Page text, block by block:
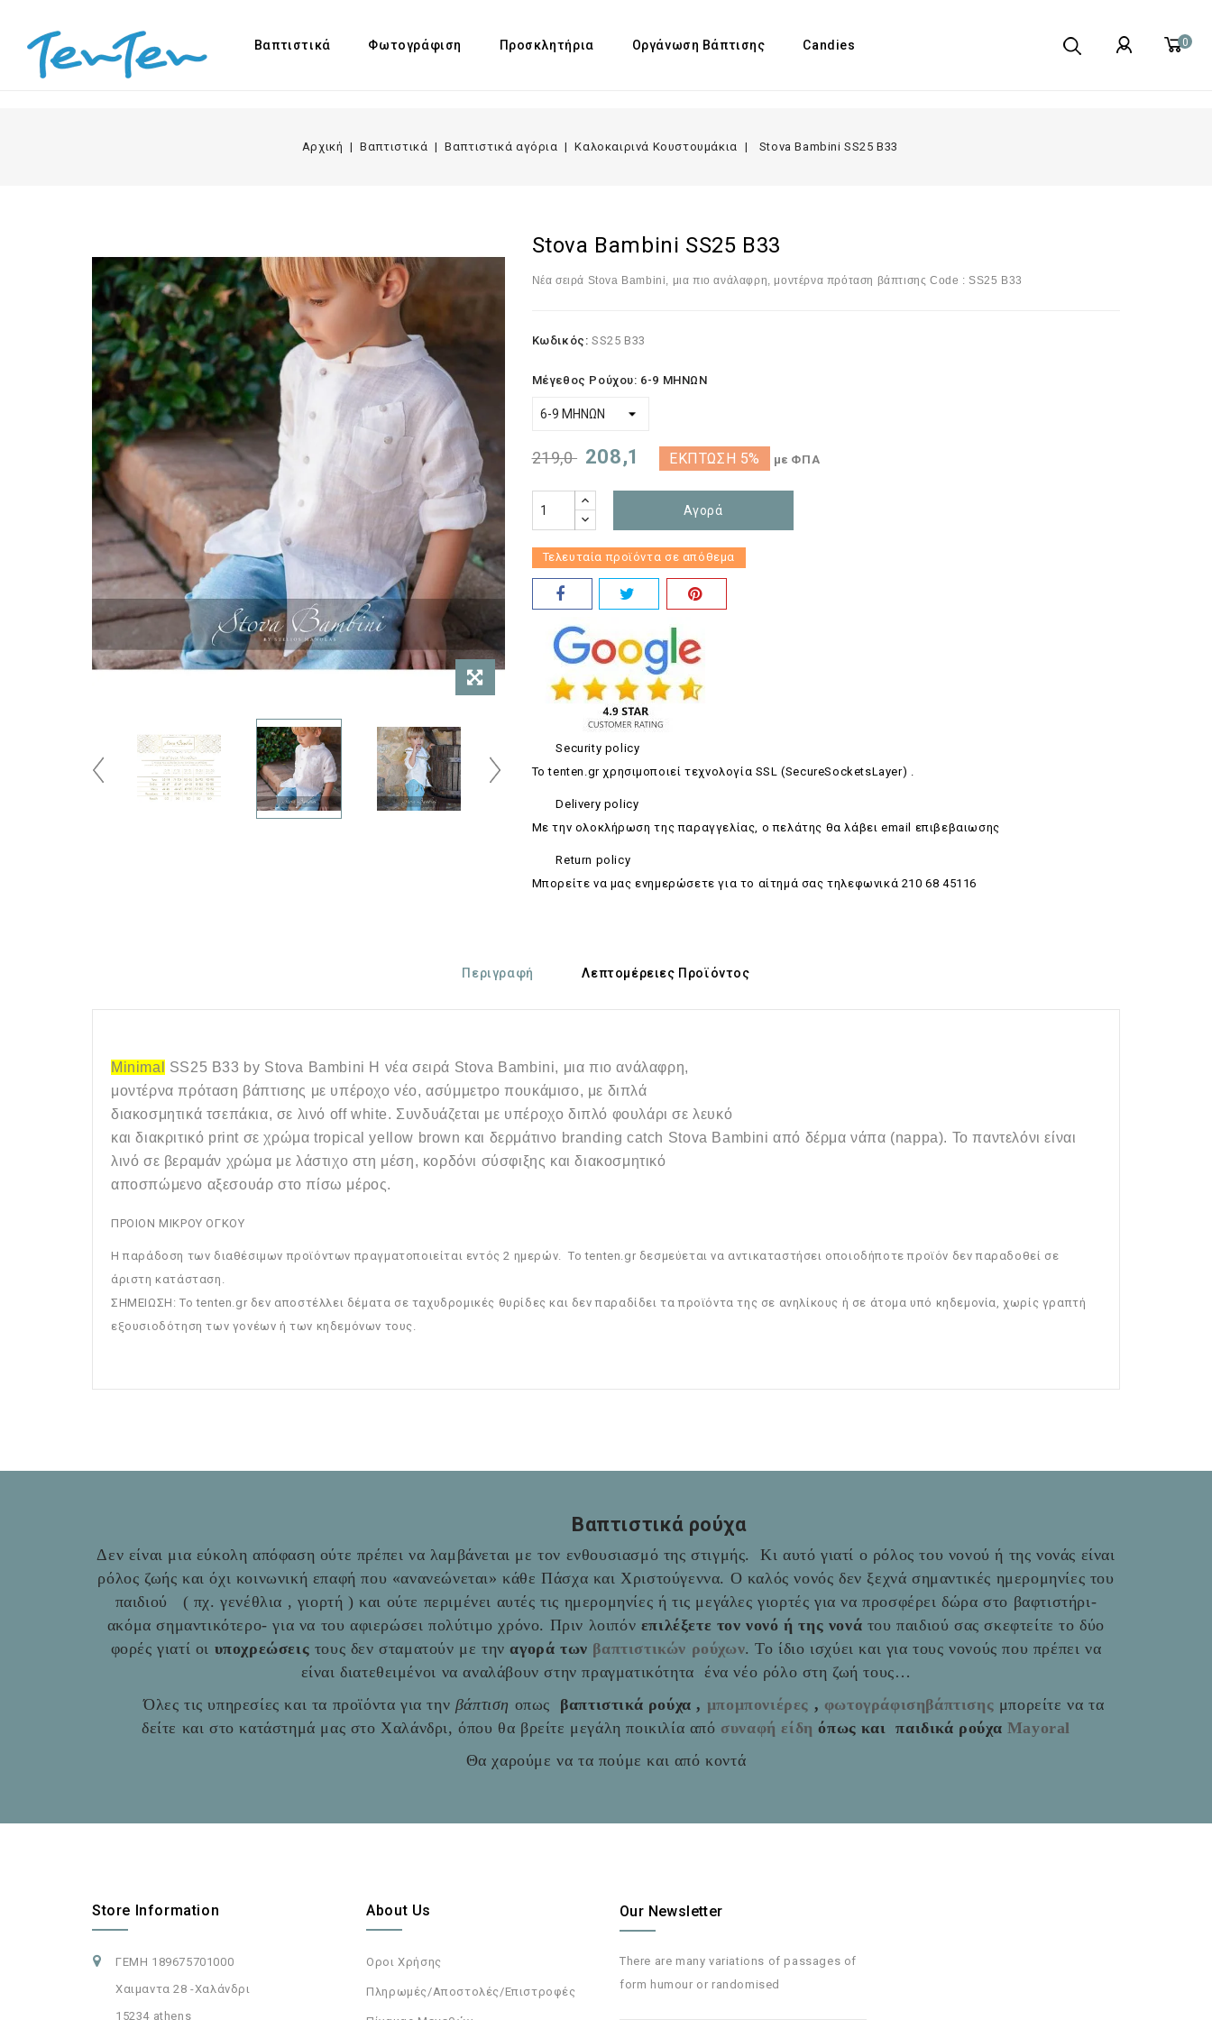
0
Βαπτιστικά Φωτογράφιση Προσκλητήρια Οργάνωση Βάπτισης Candies
Αρχική Βαπτιστικά Βαπτιστικά αγόρια Καλοκαιρινά Κουστουμάκια Stova Bambini SS25 B33
Stova Bambini SS25 B33
Νέα σειρά Stova Bambini, μια πιο ανάλαφρη, μοντέρνα πρόταση βάπτισης Code : SS25 B33
Κωδικός: SS25 B33
Μέγεθος Ρούχου: 6-9 ΜΗΝΩΝ
219,0 208,1 ΈΚΠΤΩΣΗ 5% με ΦΠΑ
Αγορά
Τελευταία προϊόντα σε απόθεμα
Security policy
Το tenten.gr χρησιμοποιεί τεχνολογία SSL (SecureSocketsLayer) .
Delivery policy
Με την ολοκλήρωση της παραγγελίας, ο πελάτης θα λάβει email επιβεβαιωσης
Return policy
Mπορείτε να μας ενημερώσετε για το αίτημά σας τηλεφωνικά 210 68 45116
Περιγραφή Λεπτομέρειες Προϊόντος
Minimal SS25 Β33 by Stova Bambini Η νέα σειρά Stova Bambini, μια πιο ανάλαφρη,
μοντέρνα πρόταση βάπτισης με υπέροχο νέο, ασύμμετρο πουκάμισο, με διπλά
διακοσμητικά τσεπάκια, σε λινό off white. Συνδυάζεται με υπέροχο διπλό φουλάρι σε λευκό
και διακριτικό print σε χρώμα tropical yellow brown και δερμάτινο branding catch Stova Bambini από δέρμα νάπα (nappa). Το παντελόνι είναι
λινό σε βεραμάν χρώμα με λάστιχο στη μέση, κορδόνι σύσφιξης και διακοσμητικό
αποσπώμενο αξεσουάρ στο πίσω μέρος.
ΠΡΟΙΟΝ ΜΙΚΡΟΥ ΟΓΚΟΥ
Η παράδοση των διαθέσιμων προϊόντων πραγματοποιείται εντός 2 ημερών. Το tenten.gr δεσμεύεται να αντικαταστήσει οποιοδήποτε προϊόν δεν παραδοθεί σε
άριστη κατάσταση.
ΣΗΜΕΙΩΣΗ: To tenten.gr δεν αποστέλλει δέματα σε ταχυδρομικές θυρίδες και δεν παραδίδει τα προϊόντα της σε ανηλίκους ή σε άτομα υπό κηδεμονία, χωρίς γραπτή
εξουσιοδότηση των γονέων ή των κηδεμόνων τους.
Βαπτιστικά ρούχα
Δεν είναι μια εύκολη απόφαση ούτε πρέπει να λαμβάνεται με τον ενθουσιασμό της στιγμής. Κι αυτό γιατί ο ρόλος του νονού ή της νονάς είναι
ρόλος ζωής και όχι κοινωνική επαφή που «ανανεώνεται» κάθε Πάσχα και Χριστούγεννα. Ο καλός νονός δεν ξεχνά σημαντικές ημερομηνίες του
παιδιού ( πχ. γενέθλια , γιορτή ) και ούτε περιμένει αυτές τις ημερομηνίες ή τις μεγάλες γιορτές για να προσφέρει δώρα στο βαφτιστήρι-
ακόμα σημαντικότερο- για να του αφιερώσει πολύτιμο χρόνο. Πριν λοιπόν επιλέξετε τον νονό ή της νονά του παιδιού σας σκεφτείτε το δύο
φορές γιατί οι υποχρεώσεις τους δεν σταματούν με τηναγορά των βαπτιστικών ρούχων. Το ίδιο ισχύει και για τους νονούς που πρέπει να
είναι διατεθειμένοι να αναλάβουν στην πραγματικότητα ένα νέο ρόλο στη ζωή τους…
Όλες τις υπηρεσίες και τα προϊόντα για την βάπτιση οπως βαπτιστικά ρούχα , μπομπονιέρες , φωτογράφισηβάπτισης μπορείτε να τα
δείτε και στο κατάστημά μας στο Χαλάνδρι, όπου θα βρείτε μεγάλη ποικιλία από συναφή είδη όπως και παιδικά ρούχα Mayoral
Θα χαρούμε να τα πούμε και από κοντά
Store Information
ΓΕΜΗ 189675701000
Χαιμαντα 28 -Χαλάνδρι
15234 athens
About Us
Οροι Χρήσης
Πληρωμές/Αποστολές/Επιστροφές
Our Newsletter
There are many variations of passages of
form humour or randomised